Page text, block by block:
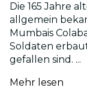
Die 165 Jahre
allgemein
Mumbais
Soldaten
gefallen sind. ...
Mehr lesen